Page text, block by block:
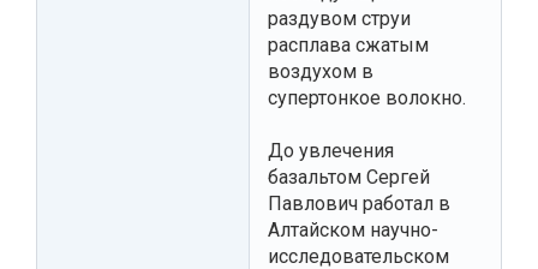
раздувом струи
расплава сжатым
воздухом в
супертонкое волокно.
До увлечения
базальтом Сергей
Павлович работал в
Алтайском научно-
исследовательском